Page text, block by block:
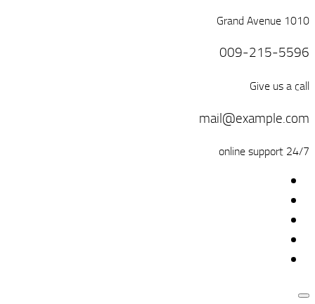
1010 Grand Avenue
009-215-5596
Give us a call
mail@example.com
24/7 online support